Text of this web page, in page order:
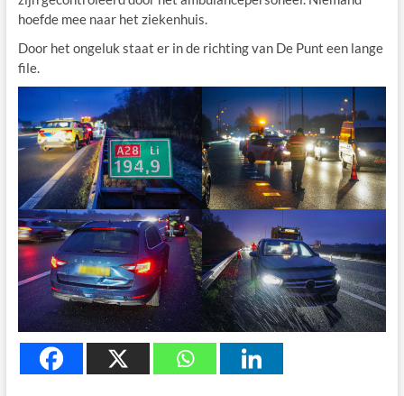
hoefde mee naar het ziekenhuis.
Door het ongeluk staat er in de richting van De Punt een lange
file.